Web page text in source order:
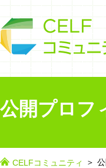
公開プロフ
CELFコミュニティ